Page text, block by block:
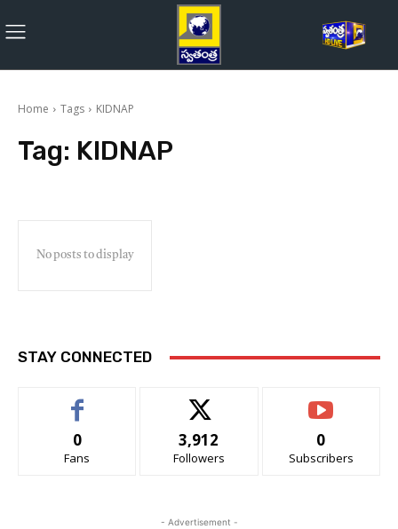
Home Tags KIDNAP
Tag: KIDNAP
No posts to display
STAY CONNECTED
0
Fans
3,912
Followers
0
Subscribers
- Advertisement -